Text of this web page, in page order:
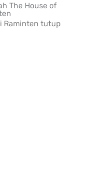
The House of
Raminten tutup